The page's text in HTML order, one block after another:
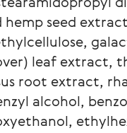
seed
leaf extract,
root extract,
alcohol,